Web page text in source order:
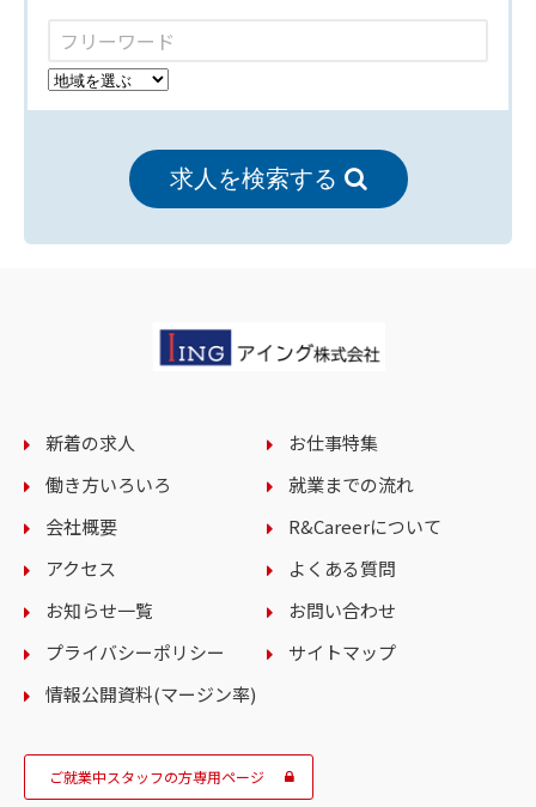
求人を検索する
新着の求人
お仕事特集
働き方いろいろ
就業までの流れ
会社概要
R&Careerについて
アクセス
よくある質問
お知らせ一覧
お問い合わせ
プライバシーポリシー
サイトマップ
情報公開資料(マージン率)
ご就業中スタッフの方専用ページ